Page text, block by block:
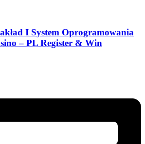
I System Oprogramowania
– PL Register & Win